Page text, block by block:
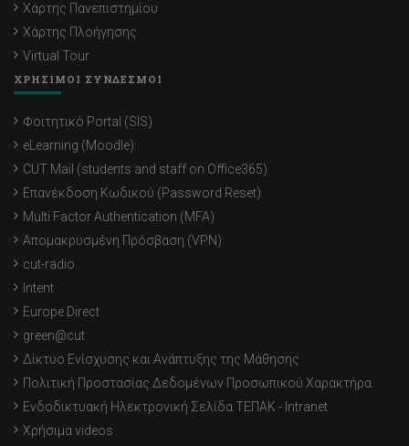
Χάρτης Πανεπιστημίου
Χάρτης Πλοήγησης
Virtual Tour
ΧΡΗΣΙΜΟΙ ΣΥΝΔΕΣΜΟΙ
Φοιτητικό Portal (SIS)
eLearning (Moodle)
CUT Mail (students and staff on Office365)
Επανέκδοση Κωδικού (Password Reset)
Multi Factor Authentication (MFA)
Απομακρυσμένη Πρόσβαση (VPN)
cut-radio
Intent
Europe Direct
green@cut
Δίκτυο Ενίσχυσης και Ανάπτυξης της Μάθησης
Πολιτική Προστασίας Δεδομένων Προσωπικού Χαρακτήρα
Ενδοδικτυακή Ηλεκτρονική Σελίδα ΤΕΠΑΚ - Intranet
Χρήσιμα videos